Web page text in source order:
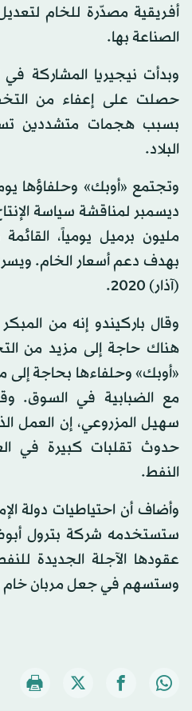
أفريقية مصدّرة للخام
الصناعة بها.
وبدأت نيجيريا المشاركة في
حصلت على إعفاء من
بسبب هجمات متشددين
البلاد.
وتجتمع «أوبك» وحلفاؤها
مليون برميل يومياً،
بهدف دعم أسعار الخام.
(آذار) 2020.
وقال باركيندو إنه من
هناك حاجة إلى مزيد من
«أوبك» وحلفاءها بحاجة إلى
مع الضبابية في السوق.
سهيل المزروعي، إن العمل
حدوث تقلبات كبيرة في
النفط.
وأضاف أن احتياطيات دولة
ستستخدمه شركة بترول
عقودها الآجلة الجديدة
وستسهم في جعل مربان خام